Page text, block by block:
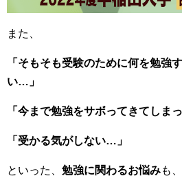
また、
「そもそも受験のために何を勉強
い…」
「今まで勉強をサボってきてしま
「受かる気がしない…」
といった、 勉強に関わるお悩みも、